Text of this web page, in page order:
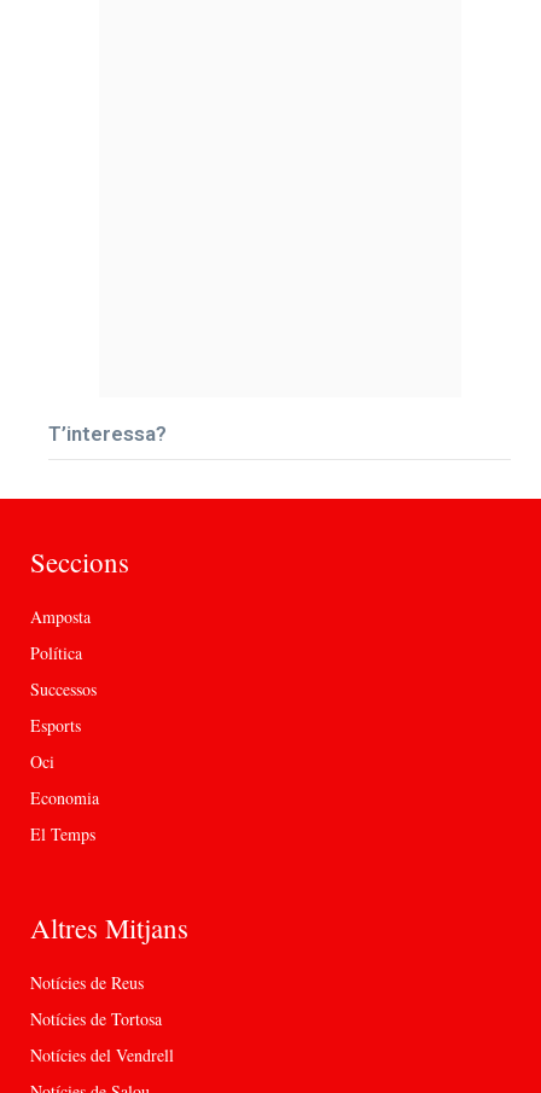
T’interessa?
Seccions
Amposta
Política
Successos
Esports
Oci
Economia
El Temps
Altres Mitjans
Notícies de Reus
Notícies de Tortosa
Notícies del Vendrell